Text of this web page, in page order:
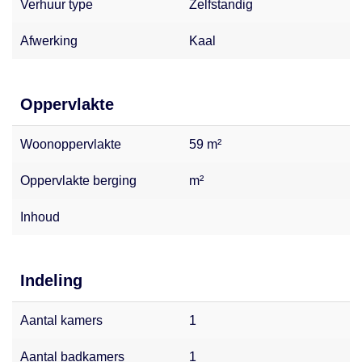
Verhuur type Zelfstandig
Afwerking Kaal
Oppervlakte
Woonoppervlakte 59 m²
Oppervlakte berging m²
Inhoud
Indeling
Aantal kamers 1
Aantal badkamers 1